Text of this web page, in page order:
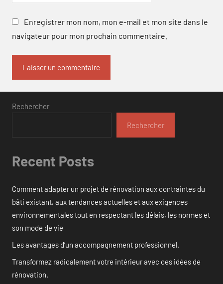
Enregistrer mon nom, mon e-mail et mon site dans le
navigateur pour mon prochain commentaire.
Rechercher
Rechercher
Recent Posts
Comment adapter un projet de rénovation aux contraintes du
bâti existant, aux tendances actuelles et aux exigences
environnementales tout en respectant les délais, les normes et
son mode de vie
Les avantages d’un accompagnement professionnel.
Transformez radicalement votre intérieur avec ces idées de
rénovation.